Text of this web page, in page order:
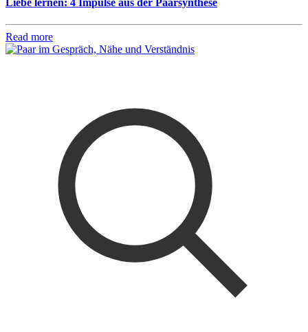
Liebe lernen: 4 Impulse aus der Paarsynthese
Read more